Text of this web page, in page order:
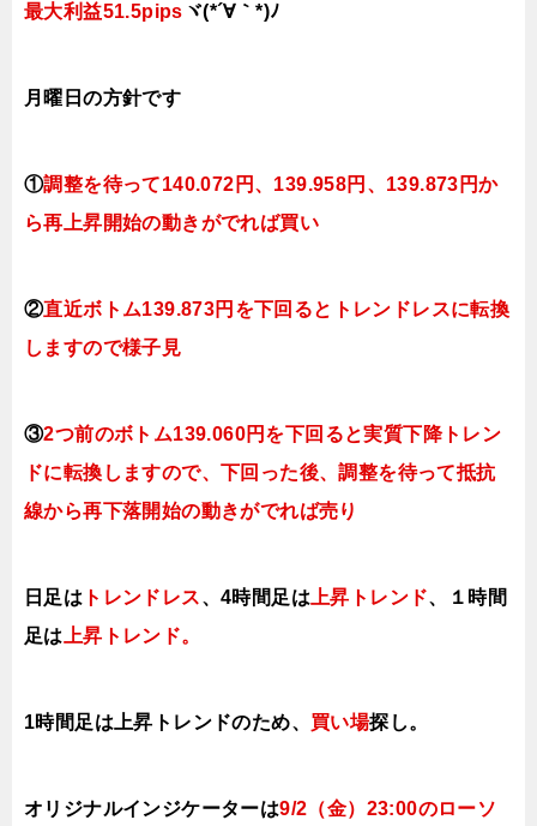
最大利益51.5pips ヾ(*´∀｀*)ﾉ
月曜日の方針です
①調整を待って140.072 円 、139.958円、139.873円か
ら再上昇開始の動きがでれば買い
②直近ボトム139.873円を下回ると トレンドレスに転換
しますので様子見
③2つ前のボトム139.060円を下回ると実質下降トレン
ドに転換 しますので、下回った後、調整を待って抵抗
線から再下落開始の動きがでれば売り
日足は トレンドレス、4時間足は 上昇トレンド、１時間
足は
上昇ト レンド。
1時間足は上昇 トレンドのため、 買い場探し。
オリジナルインジケーターは9/2（金）23:00のローソ